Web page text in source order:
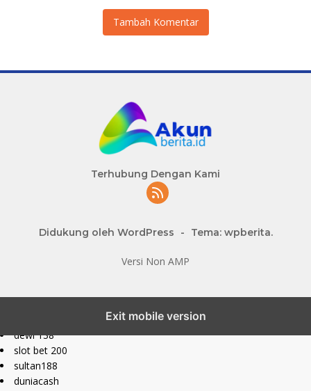
Tambah Komentar
Terhubung Dengan Kami
Didukung oleh WordPress - Tema: wpberita.
Versi Non AMP
Exit mobile version
dewi 138
slot bet 200
sultan188
duniacash